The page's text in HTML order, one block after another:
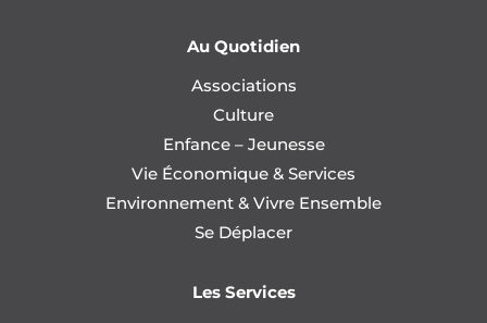
Au Quotidien
Associations
Culture
Enfance – Jeunesse
Vie Économique & Services
Environnement & Vivre Ensemble
Se Déplacer
Les Services